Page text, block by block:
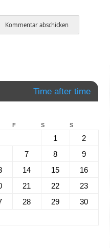
Time after time
F S S
1
2
7 8
9
14 15
16
21 22
23
28 29
30